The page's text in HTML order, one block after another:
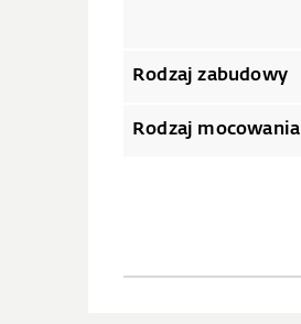
Rodzaj zabudowy
Rodzaj mocowania